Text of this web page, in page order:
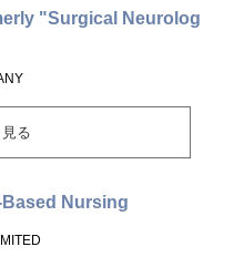
"Surgical Neurolog
る
Nursing